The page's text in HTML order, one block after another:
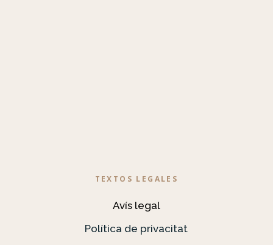
TEXTOS LEGALES
Avís legal
Política de privacitat